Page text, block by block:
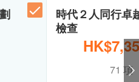
子宮肌瘤(纖維瘤)等 (此檢查項
劃檢驗者為同一人。
及時代醫療服
時代２人同行卓
檢查
71 項